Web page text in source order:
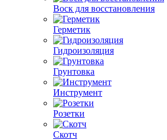
Воск для восстановления
Герметик
Гидроизоляция
Грунтовка
Инструмент
Розетки
Скотч